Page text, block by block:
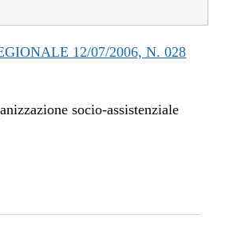
12/07/2006, N. 028
socio-assistenziale